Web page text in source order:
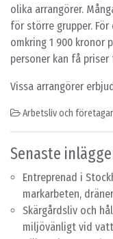
olika arrangörer.
för större grupper. För
omkring 1 900 kronor
personer kan få priser
Vissa arrangörer
Arbetsliv och
Senaste
Entreprenad i
markarbeten,
Skärgårdsliv och
miljövänligt vid